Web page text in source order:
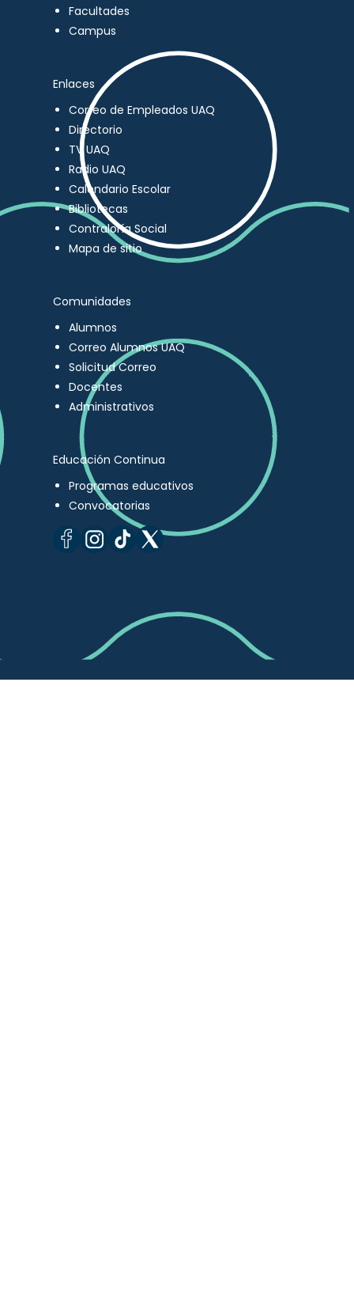
Facultades
Campus
Enlaces
Correo de Empleados UAQ
Directorio
TV UAQ
Radio UAQ
Calendario Escolar
Bibliotecas
Contraloría Social
Mapa de sitio
Comunidades
Alumnos
Correo Alumnos UAQ
Solicitud Correo
Docentes
Administrativos
Educación Continua
Programas educativos
Convocatorias